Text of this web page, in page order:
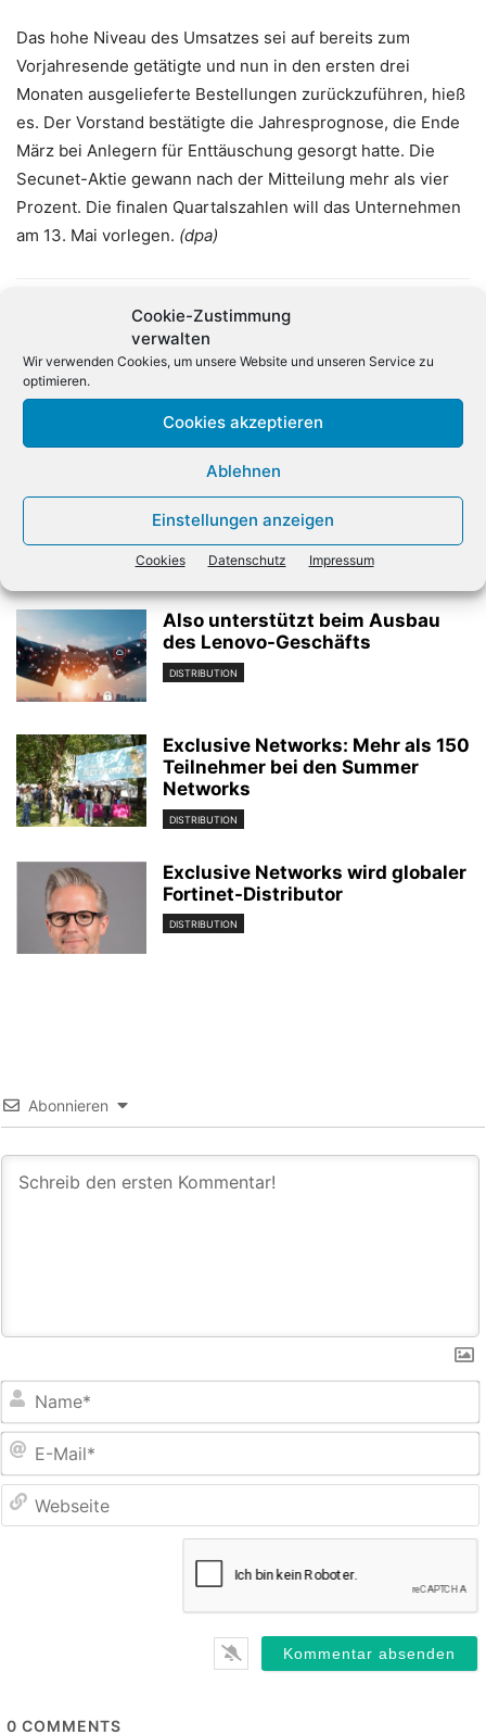
Cookie-Zustimmung
verwalten
Wir verwenden Cookies, um unsere Website und unseren Service zu
optimieren.
Cookies akzeptieren
Ablehnen
Einstellungen anzeigen
Cookies Datenschutz Impressum
Das hohe Niveau des Umsatzes sei auf bereits zum
Vorjahresende getätigte und nun in den ersten drei
Monaten ausgelieferte Bestellungen zurückzuführen, hieß
es. Der Vorstand bestätigte die Jahresprognose, die Ende
März bei Anlegern für Enttäuschung gesorgt hatte. Die
Secunet-Aktie gewann nach der Mitteilung mehr als vier
Prozent. Die finalen Quartalszahlen will das Unternehmen
am 13. Mai vorlegen. (dpa)
besetzt Führungsposition
neu
Verwandte Artikel
Also unterstützt beim Ausbau
des Lenovo-Geschäfts
DISTRIBUTION
Exclusive Networks: Mehr als 150
Teilnehmer bei den Summer
Networks
DISTRIBUTION
Exclusive Networks wird globaler
Fortinet-Distributor
DISTRIBUTION
Abonnieren
0 COMMENTS